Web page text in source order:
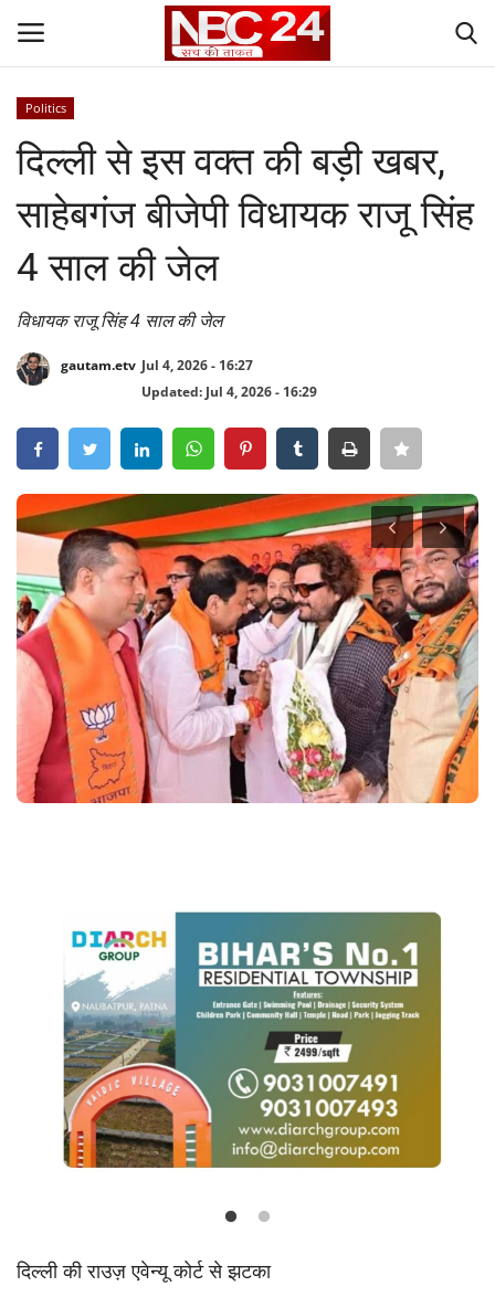
Contact
Gallery
National
World
State
Crime
Entertainment
Business
Sports
Lifestyle
Social – Viral
Weather
Language
Hindi Urdu English
Politics
दिल्ली से इस वक्त की बड़ी खबर,
साहेबगंज बीजेपी विधायक राजू सिंह
4 साल की जेल
विधायक राजू सिंह 4 साल की जेल
gautam.etv Jul 4, 2026 - 16:27
Updated: Jul 4, 2026 - 16:29
दिल्ली की राउज़ एवेन्यू कोर्ट से झटका